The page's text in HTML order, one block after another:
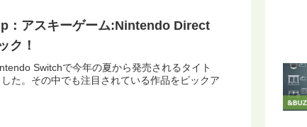
：アスキーゲーム:Nintendo Direct
ク！
Switchで今年の夏から発売されるタイト
た。その中でも注目されている作品をピックア